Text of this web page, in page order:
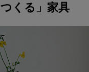
くる」家具